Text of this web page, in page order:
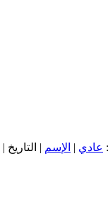
عادي | الإسم | التاريخ |